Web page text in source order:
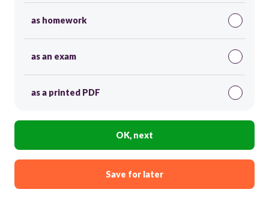
as homework
as an exam
as a printed PDF
OK, next
Save for later